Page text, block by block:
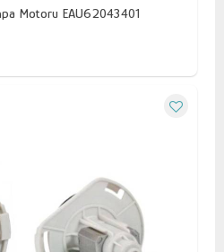
Motoru EAU62043401